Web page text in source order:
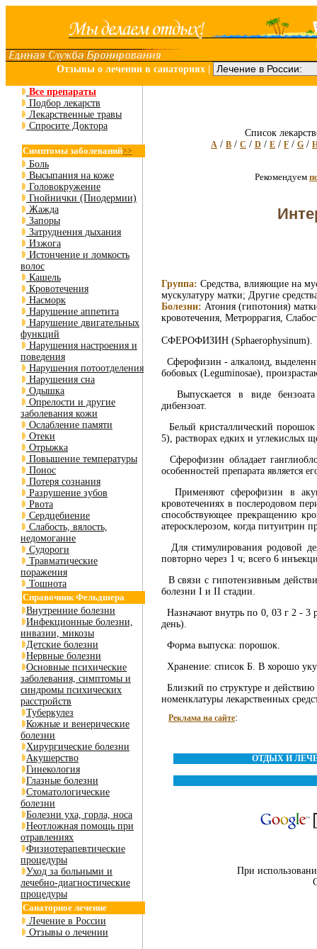
Отзывы о лечении в санаториях
Все препараты
Подбор лекарств
Лекарственные травы
Спросите Доктора
Симптомы заболеваний>>
Боль
Высыпания на коже
Головокружение
Гнойнички (Пиодермии)
Жажда
Запоры
Затруднения дыхания
Изжога
Истончение и ломкость
волос
Кашель
Кровотечения
Насморк
Нарушение аппетита
Нарушение двигательных
функций
Нарушения настроения и
поведения
Нарушения потоотделения
Нарушения сна
Одышка
Опрелости и другие
заболевания кожи
Ослабление памяти
Отеки
Отрыжка
Повышение температуры
Понос
Потеря сознания
Разрушение зубов
Рвота
Сердцебиение
Слабость, вялость,
недомогание
Судороги
Травматические
поражения
Тошнота
Справочник Фельдшера
Внутренние болезни
Инфекционные болезни,
инвазии, микозы
Детские болезни
Нервные болезни
Основные психические
заболевания, симптомы и
синдромы психических
расстройств
Туберкулез
Кожные и венерические
болезни
Хирургические болезни
Акушерство
Гинекология
Глазные болезни
Стоматологические
болезни
Болезни уха, горла, носа
Неотложная помощь при
отравлениях
Физиотерапевтические
процедуры
Уход за больными и
лечебно-диагностические
процедуры
Санаторное лечение
Лечение в России
Отзывы о лечении
Список
A / B / C / D / E / F / G /
Рекомендуем
Группа: Средства, влияющие на
мускулатуру матки; Другие
Болезни: Атония (гипотония)
кровотечения, Метроррагия,
СФЕРОФИЗИН (Sphaerophysinum).
Сферофизин - алкалоид,
бобовых (Leguminosae),
Выпускается в виде бензоата
дибензоат.
Белый кристаллический порошок
5), растворах едких и углекислых
Сферофизин обладает
особенностей препарата является
Применяют сферофизин в
кровотечениях в послеродовом
способствующее прекращению
атеросклерозом, когда питуитрин
Для стимулирования родовой
повторно через 1 ч; всего 6
В связи с гипотензивным
болезни I и II стадии.
Назначают внутрь по 0, 03 г 2 -
день).
Форма выпуска: порошок.
Хранение: список Б. В хорошо
Близкий по структуре и
номенклатуры лекарственных
Реклама на сайте:
ОТДЫХ И
При